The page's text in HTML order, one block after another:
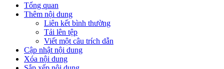
Tổng quan
Thêm nội dung
Liên kết bình thường
Tải lên tệp
Viết một câu trích dẫn
Cập nhật nội dung
Xóa nội dung